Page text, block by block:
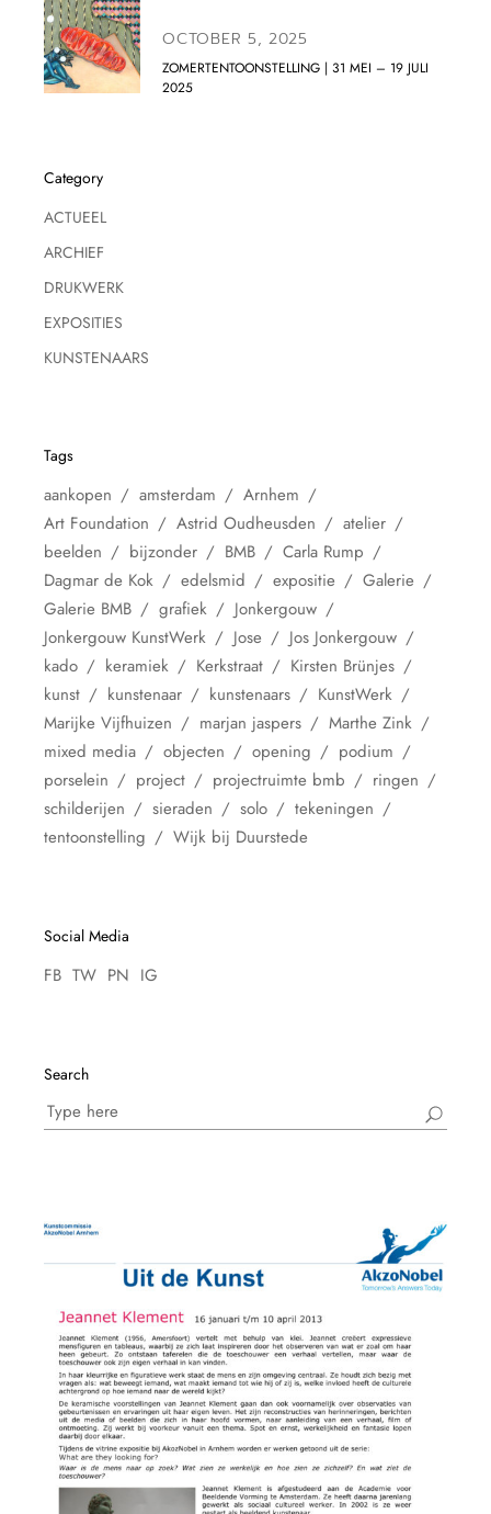
OCTOBER 5, 2025
ZOMERTENTOONSTELLING | 31 MEI – 19 JULI
2025
Category
ACTUEEL
ARCHIEF
DRUKWERK
EXPOSITIES
KUNSTENAARS
Tags
aankopen amsterdam
Arnhem
Art Foundation
Astrid Oudheusden
atelier
beelden
bijzonder BMB
Carla Rump
Dagmar de Kok
edelsmid expositie
Galerie
Galerie BMB
grafiek
Jonkergouw
Jonkergouw KunstWerk
Jose
Jos Jonkergouw
kado
keramiek Kerkstraat
Kirsten Brünjes
kunst
kunstenaar kunstenaars
KunstWerk
Marijke Vijfhuizen
marjan jaspers
Marthe Zink
mixed media
objecten opening
podium
porselein
project projectruimte bmb
ringen
schilderijen
sieraden solo
tekeningen
tentoonstelling
Wijk bij Duurstede
Social Media
FB TW PN IG
Search
Search
for: